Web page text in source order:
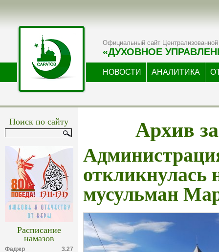
Официальный сайт Централизованной
«ДУХОВНОЕ
НОВОСТИ АНАЛИТИКА
Поиск по сайту
Расписание
намазов
Фаджр
3.27
Архив
откликнулась
мусульман